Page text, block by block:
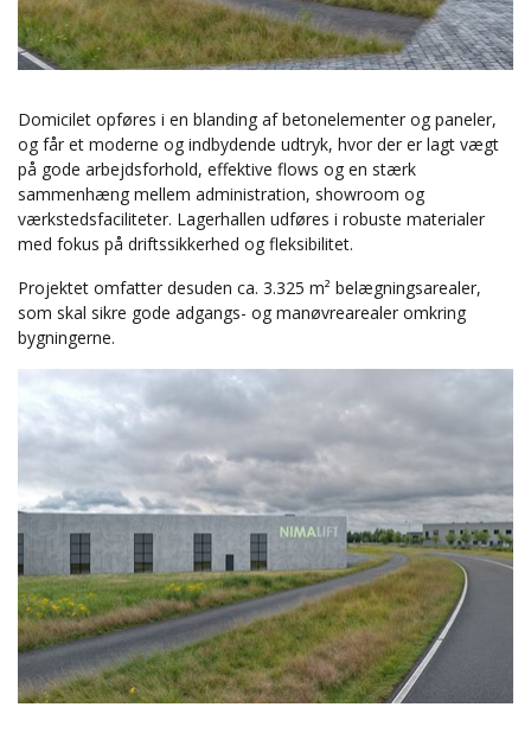
Domicilet opføres i en blanding af betonelementer og paneler,
og får et moderne og indbydende udtryk, hvor der er lagt vægt
på gode arbejdsforhold, effektive flows og en stærk
sammenhæng mellem administration, showroom og
værkstedsfaciliteter. Lagerhallen udføres i robuste materialer
med fokus på driftssikkerhed og fleksibilitet.
Projektet omfatter desuden ca. 3.325 m² belægningsarealer,
som skal sikre gode adgangs- og manøvrearealer omkring
bygningerne.